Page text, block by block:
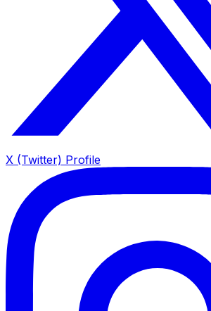
X (Twitter) Profile